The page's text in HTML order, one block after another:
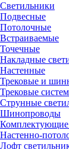
Светильники
Подвесные
Потолочные
Встраиваемые
Точечные
Накладные
Настенные
Трековые и
Трековые
Струнные
Шинопроводы
Комплектующие
Настенно-
Лофт